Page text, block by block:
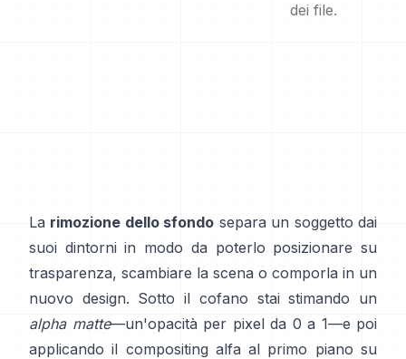
dei file.
La rimozione dello sfondo separa un soggetto dai
suoi dintorni in modo da poterlo posizionare su
trasparenza, scambiare la scena o comporla in un
nuovo design. Sotto il cofano stai stimando un
alpha matte—un'opacità per pixel da 0 a 1—e poi
applicando il compositing alfa al primo piano su